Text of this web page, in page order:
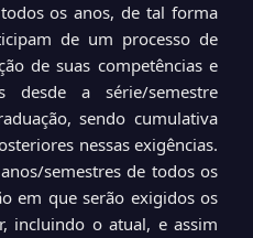
os anos, de tal forma
de um processo de
de suas competências e
desde a série/semestre
sendo cumulativa
nessas exigências.
semestres de todos os
em que serão exigidos os
incluindo o atual, e assim